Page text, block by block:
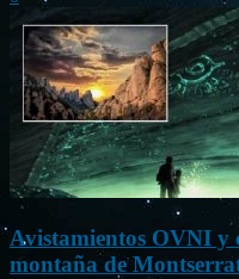
Avistamientos OVNI y
montaña de